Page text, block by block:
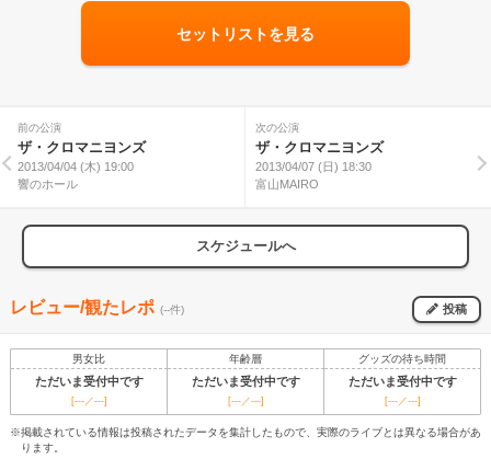
セットリストを見る
前の公演
ザ・クロマニヨンズ
2013/04/04 (木) 19:00
響のホール
次の公演
ザ・クロマニヨンズ
2013/04/07 (日) 18:30
富山MAIRO
スケジュールへ
レビュー/観たレポ (--件) 投稿
男女比 年齢層 グッズの待ち時間
ただいま受付中です ただいま受付中です ただいま受付中です
[---／---] [---／---] [---／---]
※掲載されている情報は投稿されたデータを集計したもので、実際のライブとは異なる場合があ
ります。